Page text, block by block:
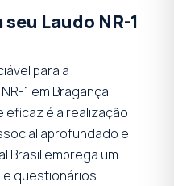
Laudo NR-1
para a
1 em Bragança
eficaz é a realização
aprofundado e
Brasil emprega um
questionários